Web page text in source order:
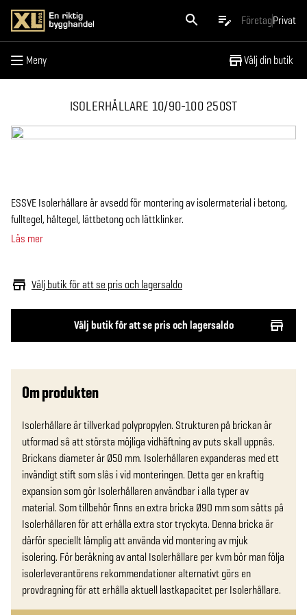
FöretagPrivat
Meny Välj din butik
Meny
ISOLERHÅLLARE 10/90-100 250ST
Välj butik för att se pris och lagersaldo
Välj butik för att se pris och lagersaldo
ESSVE Isolerhållare är avsedd för montering av isolermaterial i betong,
fulltegel, håltegel, lättbetong och lättklinker.
Läs mer
Om produkten
Isolerhållare är tillverkad polypropylen. Strukturen på brickan är
utformad så att största möjliga vidhäftning av puts skall uppnås.
Brickans diameter är Ø50 mm. Isolerhållaren expanderas med ett
invändigt stift som slås i vid monteringen. Detta ger en kraftig
expansion som gör Isolerhållaren användbar i alla typer av
material. Som tillbehör finns en extra bricka Ø90 mm som sätts på
Isolerhållaren för att erhålla extra stor tryckyta. Denna bricka är
därför speciellt lämplig att använda vid montering av mjuk
isolering. För beräkning av antal Isolerhållare per kvm bör man följa
isolerleverantörens rekommendationer alternativt görs en
provdragning för att erhålla aktuell lastkapacitet per Isolerhållare.